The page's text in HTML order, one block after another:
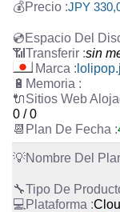
JPY
sin
0 / 0